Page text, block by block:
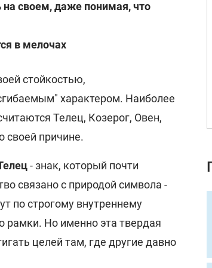
своем, даже понимая, что
в мелочах
стойкостью,
характером. Наиболее
Телец, Козерог, Овен,
своей причине.
- знак, который почти
связано с природой символа -
по строгому внутреннему
рамки. Но именно эта твердая
целей там, где другие давно